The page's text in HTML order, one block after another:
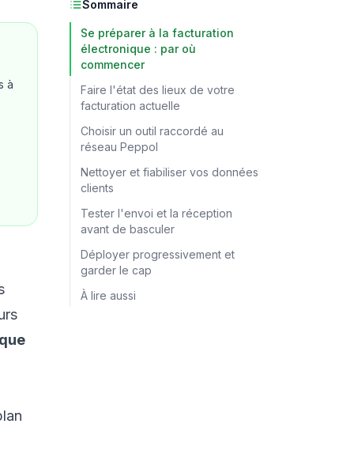
à
Sommaire
Se préparer à la facturation
électronique : par où
commencer
Faire l'état des lieux de votre
facturation actuelle
Choisir un outil raccordé au
réseau Peppol
Nettoyer et fiabiliser vos données
clients
Tester l'envoi et la réception
avant de basculer
Déployer progressivement et
garder le cap
À lire aussi